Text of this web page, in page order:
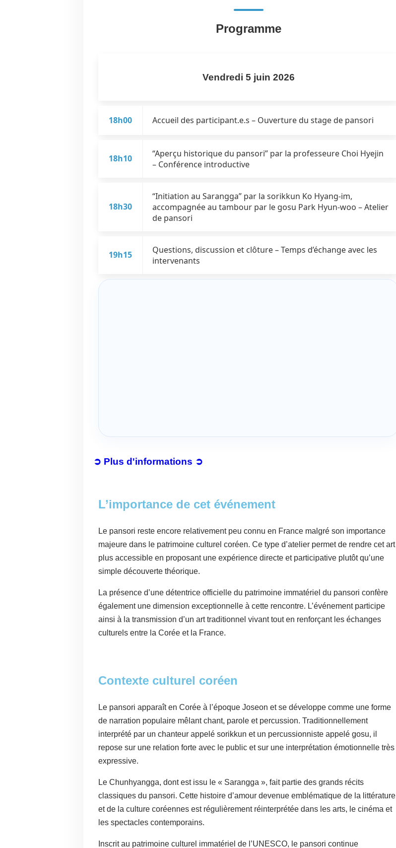
Programme
Vendredi 5 juin 2026
18h00 Accueil des participant.e.s – Ouverture du stage de pansori
18h10
“Aperçu historique du pansori” par la professeure Choi Hyejin
– Conférence introductive
18h30
“Initiation au Sarangga” par la sorikkun Ko Hyang-im,
accompagnée au tambour par le gosu Park Hyun-woo – Atelier
de pansori
19h15
Questions, discussion et clôture – Temps d’échange avec les
intervenants
➲ Plus d'informations ➲
L’importance de cet événement
Le pansori reste encore relativement peu connu en France malgré son importance
majeure dans le patrimoine culturel coréen. Ce type d’atelier permet de rendre cet art
plus accessible en proposant une expérience directe et participative plutôt qu’une
simple découverte théorique.
La présence d’une détentrice officielle du patrimoine immatériel du pansori confère
également une dimension exceptionnelle à cette rencontre. L’événement participe
ainsi à la transmission d’un art traditionnel vivant tout en renforçant les échanges
culturels entre la Corée et la France.
Contexte culturel coréen
Le pansori apparaît en Corée à l’époque Joseon et se développe comme une forme
de narration populaire mêlant chant, parole et percussion. Traditionnellement
interprété par un chanteur appelé sorikkun et un percussionniste appelé gosu, il
repose sur une relation forte avec le public et sur une interprétation émotionnelle très
expressive.
Le Chunhyangga, dont est issu le « Sarangga », fait partie des grands récits
classiques du pansori. Cette histoire d’amour devenue emblématique de la littérature
et de la culture coréennes est régulièrement réinterprétée dans les arts, le cinéma et
les spectacles contemporains.
Inscrit au patrimoine culturel immatériel de l’UNESCO, le pansori continue